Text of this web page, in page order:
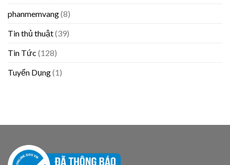
phanmemvang(8)
Tin thủ thuật(39)
Tin Tức (128)
Tuyển Dụng(1)